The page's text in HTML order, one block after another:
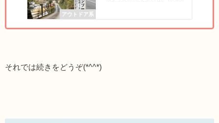
アウトドア系
それでは続きをどうぞ(*^^*)